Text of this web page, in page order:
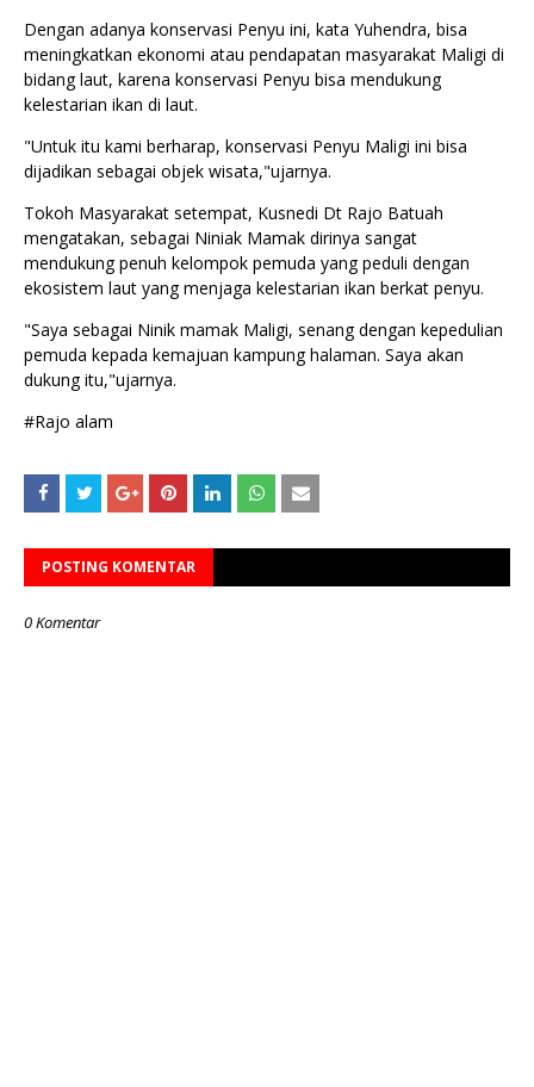
Dengan adanya konservasi Penyu ini, kata Yuhendra, bisa
meningkatkan ekonomi atau pendapatan masyarakat Maligi di
bidang laut, karena konservasi Penyu bisa mendukung
kelestarian ikan di laut.
"Untuk itu kami berharap, konservasi Penyu Maligi ini bisa
dijadikan sebagai objek wisata,"ujarnya.
Tokoh Masyarakat setempat, Kusnedi Dt Rajo Batuah
mengatakan, sebagai Niniak Mamak dirinya sangat
mendukung penuh kelompok pemuda yang peduli dengan
ekosistem laut yang menjaga kelestarian ikan berkat penyu.
"Saya sebagai Ninik mamak Maligi, senang dengan kepedulian
pemuda kepada kemajuan kampung halaman. Saya akan
dukung itu,"ujarnya.
#Rajo alam
POSTING KOMENTAR
0 Komentar